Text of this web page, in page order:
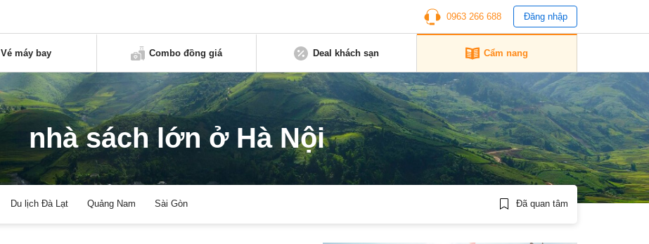
0963 266 688 Đăng nhập
Vé máy bay Combo đồng giá Deal khách sạn Cẩm nang
nhà sách lớn ở Hà Nội
Du lịch Đà Lạt Quảng Nam Sài Gòn Đã quan tâm